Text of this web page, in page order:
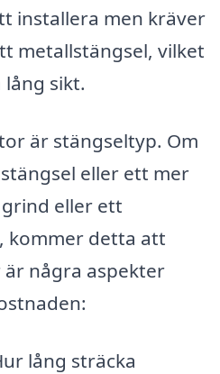
installera men kräver
metallstängsel, vilket
sikt.
är stängseltyp. Om
eller ett mer
eller ett
kommer detta att
några aspekter
lång sträcka